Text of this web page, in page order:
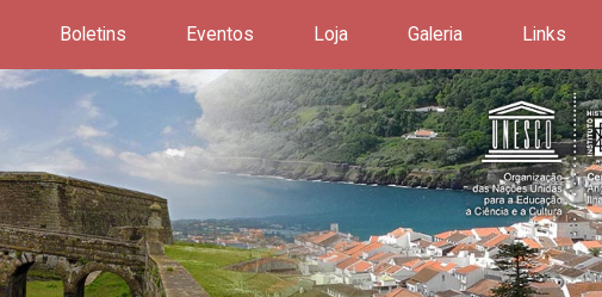
Boletins Eventos Loja Galeria Links